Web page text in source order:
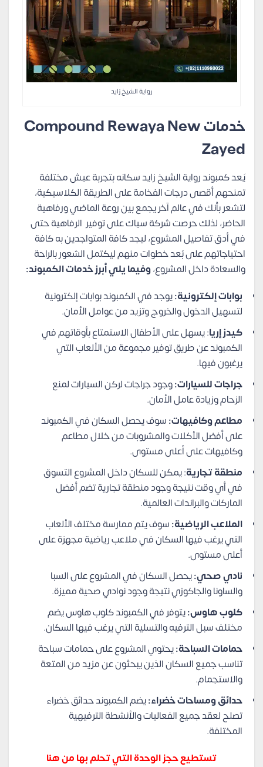
رواية الشيخ زايد
خدماتCompound Rewaya New
Zayed
يَعد كمبوند رواية الشيخ زايد سكانه بتجربة عيش مختلفة
تمنحهم أقصى درجات الفخامة على الطريقة الكلاسيكية،
لتشعر بأنك في عالم آخر يجمع بين روعة الماضي ورفاهية
الحاضر، لذلك حرصت شركة سياك على توفير الرفاهية حتى
في أدق تفاصيل المشروع، ليجد كافة المتواجدين به كافة
احتياجاتهم على بُعد خطوات منهم ليكتمل الشعور بالراحة
والسعادة داخل المشروع،وفيما يلي أبرز خدمات الكمبوند:
بوابات إلكترونية:يوجد في الكمبوند بوابات إلكترونية
لتسهيل الدخول والخروج وتزيد من عوامل الأمان.
كيدز إريا: يسهل على الأطفال الاستمتاع بأوقاتهم في
الكمبوند عن طريق توفير مجموعة من الألعاب التي
يرغبون فيها.
جراجات للسيارات:وجود جراجات لركن السيارات لمنع
الزحام وزيادة عامل الأمان.
مطاعم وكافيهات:سوف يحصل السكان في الكمبوند
على أفضل الأكلات والمشروبات من خلال مطاعم
وكافيهات على أعلى مستوى.
منطقة تجارية: يمكن للسكان داخل المشروع التسوق
في أي وقت نتيجة وجود منطقة تجارية تضم أفضل
الماركات والبراندات العالمية.
الملاعب الرياضية:سوف يتم ممارسة مختلف الألعاب
التي يرغب فيها السكان في ملاعب رياضية مجهزة على
أعلى مستوى.
نادي صحي:يحصل السكان في المشروع على السبا
والساونا والجاكوزي نتيجة وجود نوادي صحية مميزة.
كلوب هاوس:يتوفر في الكمبوند كلوب هاوس يضم
مختلف سبل الترفيه والتسلية التي يرغب فيها السكان.
حمامات السباحة:يحتوي المشروع على حمامات سباحة
تناسب جميع السكان الذين يبحثون عن مزيد من المتعة
والاستجمام.
حدائق ومساحات خضراء:يضم الكمبوند حدائق خضراء
تصلح لعقد جميع الفعاليات والأنشطة الترفيهية
المختلفة.
تستطيع حجز الوحدة التي تحلم بها من هنا